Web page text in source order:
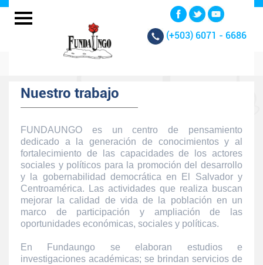
(+503) 6071 - 6686
Nuestro trabajo
FUNDAUNGO es un centro de pensamiento
dedicado a la generación de conocimientos y al
fortalecimiento de las capacidades de los actores
sociales y políticos para la promoción del desarrollo
y la gobernabilidad democrática en El Salvador y
Centroamérica. Las actividades que realiza buscan
mejorar la calidad de vida de la población en un
marco de participación y ampliación de las
oportunidades económicas, sociales y políticas.
En Fundaungo se elaboran estudios e
investigaciones académicas; se brindan servicios de